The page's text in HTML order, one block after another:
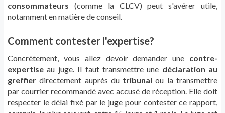
consommateurs (comme la CLCV) peut s'avérer utile,
notamment en matière de conseil.
Comment contester l'expertise?
Concrètement, vous allez devoir demander une contre-
expertise au juge. Il faut transmettre une déclaration au
greffier directement auprès du tribunal ou la transmettre
par courrier recommandé avec accusé de réception. Elle doit
respecter le délai fixé par le juge pour contester ce rapport,